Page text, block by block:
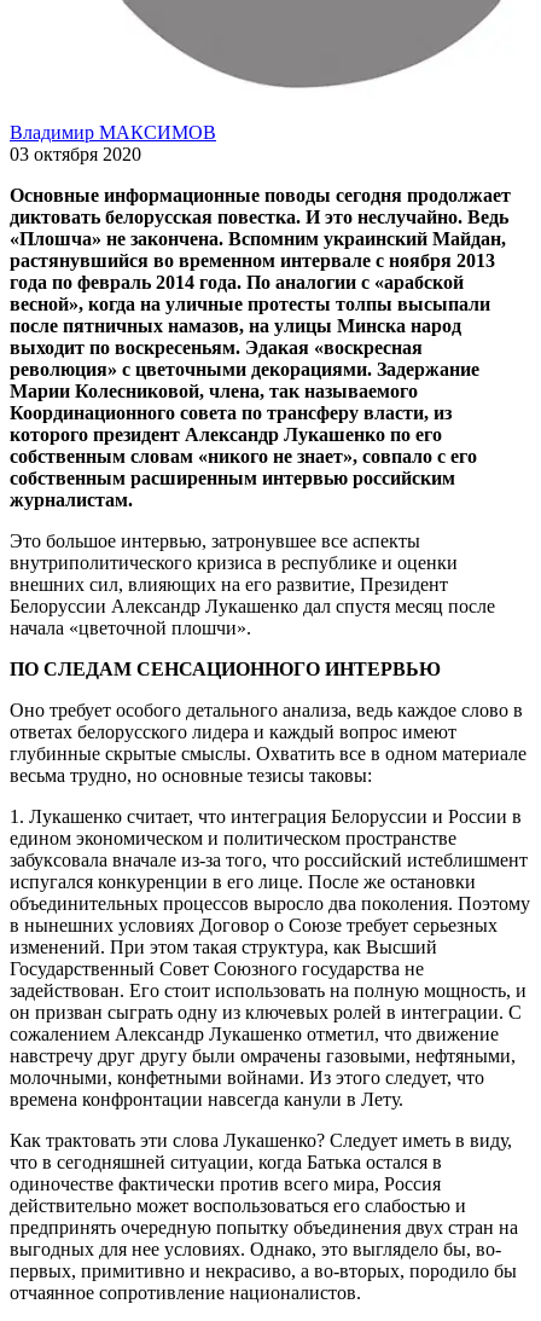
Владимир МАКСИМОВ
03 октября 2020
Основные информационные поводы сегодня продолжает
диктовать белорусская повестка. И это неслучайно. Ведь
«Плошча» не закончена. Вспомним украинский Майдан,
растянувшийся во временном интервале с ноября 2013
года по февраль 2014 года. По аналогии с «арабской
весной», когда на уличные протесты толпы высыпали
после пятничных намазов, на улицы Минска народ
выходит по воскресеньям. Эдакая «воскресная
революция» с цветочными декорациями. Задержание
Марии Колесниковой, члена, так называемого
Координационного совета по трансферу власти, из
которого президент Александр Лукашенко по его
собственным словам «никого не знает», совпало с его
собственным расширенным интервью российским
журналистам.
Это большое интервью, затронувшее все аспекты
внутриполитического кризиса в республике и оценки
внешних сил, влияющих на его развитие, Президент
Белоруссии Александр Лукашенко дал спустя месяц после
начала «цветочной плошчи».
ПО СЛЕДАМ СЕНСАЦИОННОГО ИНТЕРВЬЮ
Оно требует особого детального анализа, ведь каждое слово в
ответах белорусского лидера и каждый вопрос имеют
глубинные скрытые смыслы. Охватить все в одном материале
весьма трудно, но основные тезисы таковы:
1. Лукашенко считает, что интеграция Белоруссии и России в
едином экономическом и политическом пространстве
забуксовала вначале из-за того, что российский истеблишмент
испугался конкуренции в его лице. После же остановки
объединительных процессов выросло два поколения. Поэтому
в нынешних условиях Договор о Союзе требует серьезных
изменений. При этом такая структура, как Высший
Государственный Совет Союзного государства не
задействован. Его стоит использовать на полную мощность, и
он призван сыграть одну из ключевых ролей в интеграции. С
сожалением Александр Лукашенко отметил, что движение
навстречу друг другу были омрачены газовыми, нефтяными,
молочными, конфетными войнами. Из этого следует, что
времена конфронтации навсегда канули в Лету.
Как трактовать эти слова Лукашенко? Следует иметь в виду,
что в сегодняшней ситуации, когда Батька остался в
одиночестве фактически против всего мира, Россия
действительно может воспользоваться его слабостью и
предпринять очередную попытку объединения двух стран на
выгодных для нее условиях. Однако, это выглядело бы, во-
первых, примитивно и некрасиво, а во-вторых, породило бы
отчаянное сопротивление националистов.